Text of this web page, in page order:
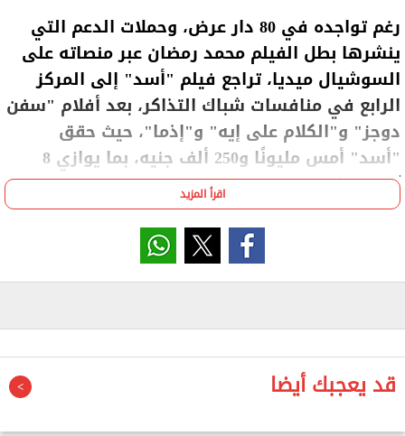
رغم تواجده في 80 دار عرض، وحملات الدعم التي
ينشرها بطل الفيلم محمد رمضان عبر منصاته على
السوشيال ميديا، تراجع فيلم "أسد" إلى المركز
الرابع في منافسات شباك التذاكر، بعد أفلام "سفن
دوجز" و"الكلام على إيه" و"إذما"، حيث حقق
"أسد" أمس مليونًا و250 ألف جنيه، بما يوازي 8
آلاف تذكرة، ليصل إجمالي ما حققه بعد 21 يوم
عرض إلى 69 مليونًا و806 آلاف جنيه، بما يوازي 461
وتدور أحداث فيلم "أسد" في مصر خلال القرن التاسع
متمردة وروح صلبة، في إطار درامي تاريخي يرصد رحلته
بعد اندلاع قصة حب محرمة بينه وبين امرأة حرة، ما يشعل
مواجهة مباشرة مع أسياده.
ومع تصاعد الأحداث وسلبه أغلى ما يملك، يتحول الصمت
اقرأ المزيد
قد يعجبك أيضا